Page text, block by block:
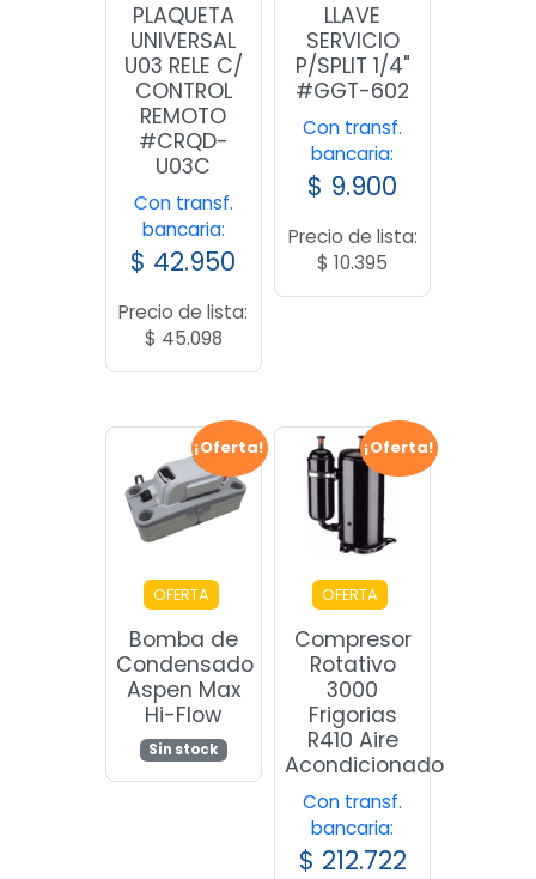
PLAQUETA
UNIVERSAL
U03 RELE C/
CONTROL
REMOTO
#CRQD-
U03C
Con transf.
bancaria:
$ 42.950
Precio de lista:
$ 45.098
LLAVE
SERVICIO
P/SPLIT 1/4"
#GGT-602
Con transf.
bancaria:
$ 9.900
Precio de lista:
$ 10.395
¡Oferta!
OFERTA
Bomba de
Condensado
Aspen Max
Hi-Flow
Sin stock
¡Oferta!
OFERTA
Compresor
Rotativo
3000
Frigorias
R410 Aire
Acondicionado
Con transf.
bancaria:
$ 212.722